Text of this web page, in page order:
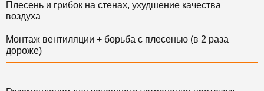
Плесень и грибок на стенах, ухудшение качества
воздуха
Монтаж вентиляции + борьба с плесенью (в 2 раза
дороже)